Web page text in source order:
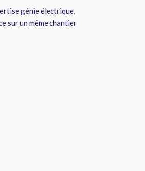
génie électrique,
sur un même chantier